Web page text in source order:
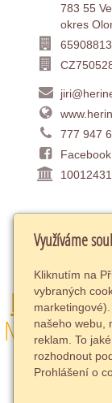
783 55
okres
65908813
777 947
Facebook
NECHCE
NAPIŠTE
NEBO
Využíváme
Kliknutím na
vybraných
našeho webu,
reklam. To
rozhodnout
Prohlášení o